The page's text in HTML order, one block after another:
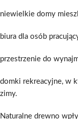
niewielkie domy
biura dla osób
przestrzenie do
domki rekreacyjne, w
zimy.
Naturalne drewno